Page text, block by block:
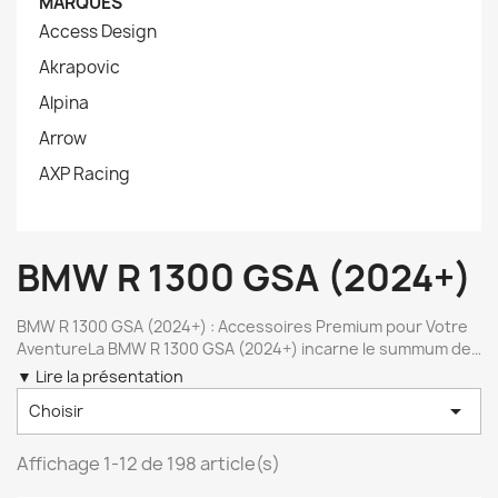
Access Design
Akrapovic
Alpina
Arrow
AXP Racing
BMW R 1300 GSA (2024+)
BMW R 1300 GSA (2024+) : Accessoires Premium pour Votre
AventureLa BMW R 1300 GSA (2024+) incarne le summum des
motos aventure. Avec un moteur plus puissant, un châssis
allégé, et une électronique de pointe, elle promet des
aventures inoubliables, que vous soyez sur route ou en
tout-terrain. Pour maximiser votre expérience, découvrez
sur evotechperf.com une gamme complète d’ accessoires
moto conçus par les marques les plus renommées : Rizoma ,
▼ Lire la présentation
Choisir

Affichage 1-12 de 198 article(s)